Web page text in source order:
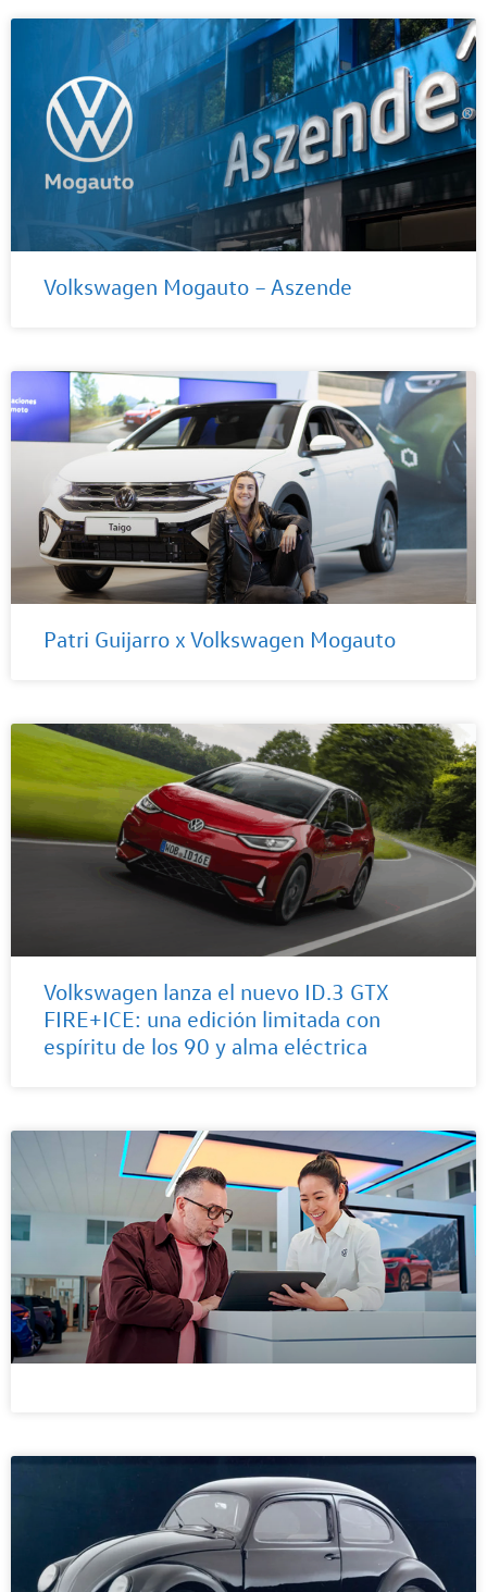
Volkswagen Mogauto – Aszende
Patri Guijarro x Volkswagen Mogauto
Volkswagen lanza el nuevo ID.3 GTX
FIRE+ICE: una edición limitada con
espíritu de los 90 y alma eléctrica